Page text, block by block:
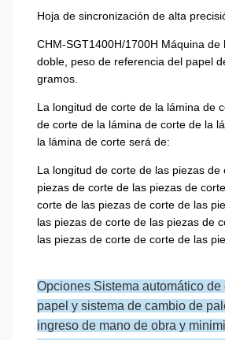
Hoja de sincronización de alta
CHM-SGT1400H/1700H Máquina de
doble, peso de referencia del papel
gramos.
La longitud de corte de la lámina de
de corte de la lámina de corte de la
la lámina de corte será de:
La longitud de corte de las piezas de
piezas de corte de las piezas de
corte de las piezas de corte de las
las piezas de corte de las piezas de
las piezas de corte de corte de las
Opciones Sistema automático de
papel y sistema de cambio de
ingreso de mano de obra y